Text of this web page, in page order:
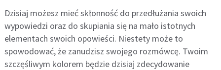
Dzisiaj możesz mieć skłonność do przedłużania swoich
wypowiedzi oraz do skupiania się na mało istotnych
elementach swoich opowieści. Niestety może to
spowodować, że zanudzisz swojego rozmówcę. Twoim
szczęśliwym kolorem będzie dzisiaj zdecydowanie